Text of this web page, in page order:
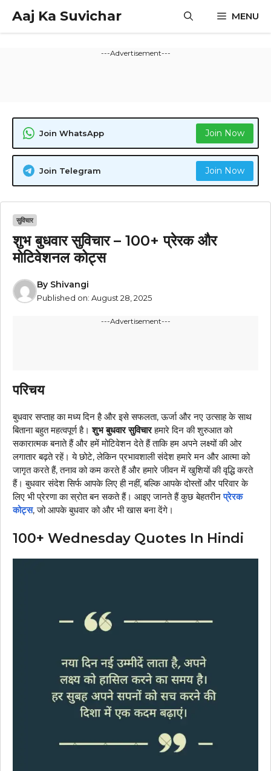
content
Aaj Ka Suvichar MENU
---Advertisement---
Join WhatsApp Join Now
Join Telegram Join Now
सुविचार
शुभ बुधवार सुविचार – 100+ प्रेरक और
मोटिवेशनल कोट्स
By Shivangi
Published on: August 28, 2025
---Advertisement---
परिचय
बुधवार सप्ताह का मध्य दिन है और इसे सफलता, ऊर्जा और नए उत्साह के साथ
बिताना बहुत महत्वपूर्ण है।शुभ बुधवार सुविचारहमारे दिन की शुरुआत को
सकारात्मक बनाते हैं और हमें मोटिवेशन देते हैं ताकि हम अपने लक्ष्यों की ओर
लगातार बढ़ते रहें। ये छोटे, लेकिन प्रभावशाली संदेश हमारे मन और आत्मा को
जागृत करते हैं, तनाव को कम करते हैं और हमारे जीवन में खुशियों की वृद्धि करते
हैं। बुधवार संदेश सिर्फ आपके लिए ही नहीं, बल्कि आपके दोस्तों और परिवार के
लिए भी प्रेरणा का स्रोत बन सकते हैं। आइए जानते हैं कुछ बेहतरीनप्रेरक
कोट्स, जो आपके बुधवार को और भी खास बना देंगे।
100+ Wednesday Quotes In Hindi